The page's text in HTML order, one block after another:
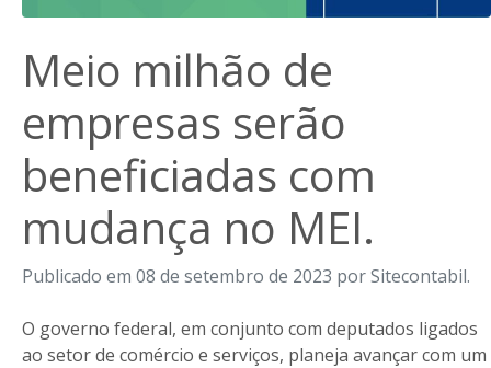
Meio milhão de
empresas serão
beneficiadas com
mudança no MEI.
Publicado em 08 de setembro de 2023 por Sitecontabil.
O governo federal, em conjunto com deputados ligados
ao setor de comércio e serviços, planeja avançar com um